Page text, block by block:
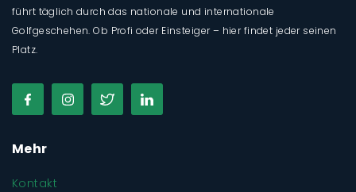
führt täglich durch das nationale und internationale
Golfgeschehen. Ob Profi oder Einsteiger – hier findet jeder seinen
Platz.
Mehr
Kontakt